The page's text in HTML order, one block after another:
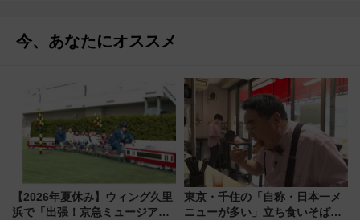
今、あなたにオススメ
【2026年夏休み】ウィング久里
浜で「出張！京急ミュージア
東京・千住の「自称・日本一メ
ニューが多い」立ち食いそば屋